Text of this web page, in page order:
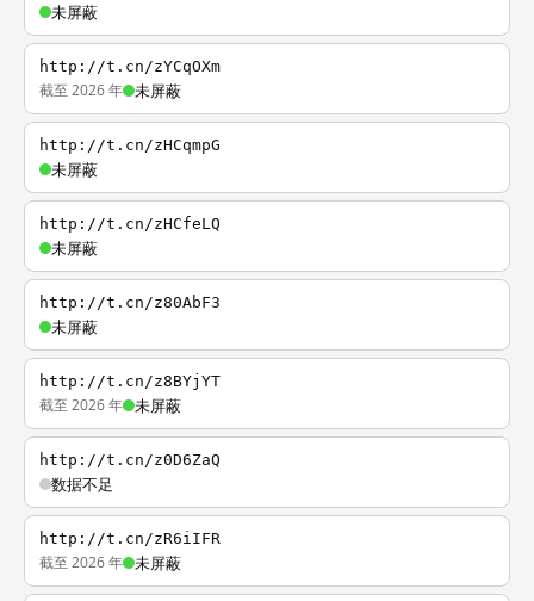
未屏蔽
http://t.cn/zYCqOXm
截至 2026 年 未屏蔽
http://t.cn/zHCqmpG
未屏蔽
http://t.cn/zHCfeLQ
未屏蔽
http://t.cn/z80AbF3
未屏蔽
http://t.cn/z8BYjYT
截至 2026 年 未屏蔽
http://t.cn/z0D6ZaQ
数据不足
http://t.cn/zR6iIFR
截至 2026 年 未屏蔽